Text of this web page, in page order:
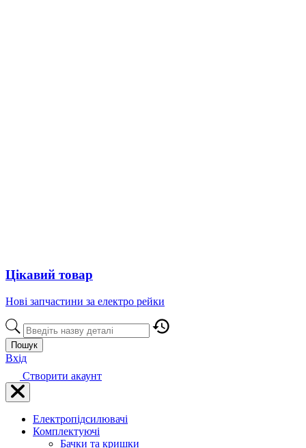
Цікавий товар
Нові запчастини за електро рейки
Пошук
Вхід
Створити акаунт
Електропідсилювачі
Комплектуючі
Бачки та кришки